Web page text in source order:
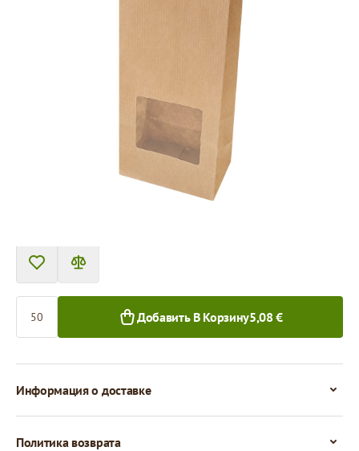
Tовар можно получить в пункте выдачи.
4,78 €
Добавить В Корзину5,08 €
Информация о доставке
Политика возврата